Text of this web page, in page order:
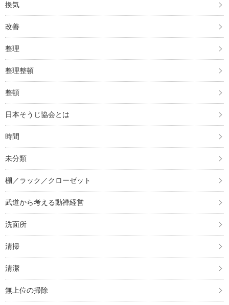
換気
改善
整理
整理整頓
整頓
日本そうじ協会とは
時間
未分類
棚／ラック／クローゼット
武道から考える動禅経営
洗面所
清掃
清潔
無上位の掃除